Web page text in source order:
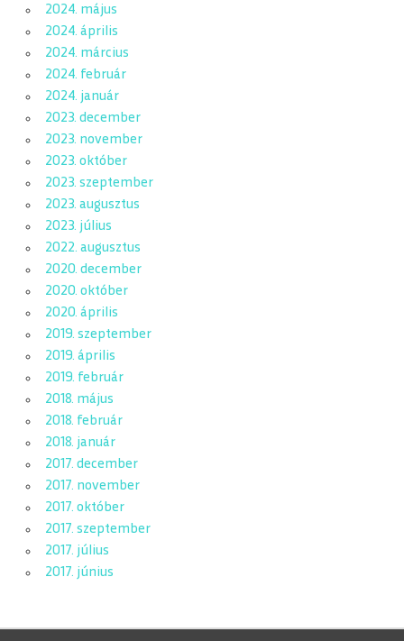
2024. május
2024. április
2024. március
2024. február
2024. január
2023. december
2023. november
2023. október
2023. szeptember
2023. augusztus
2023. július
2022. augusztus
2020. december
2020. október
2020. április
2019. szeptember
2019. április
2019. február
2018. május
2018. február
2018. január
2017. december
2017. november
2017. október
2017. szeptember
2017. július
2017. június